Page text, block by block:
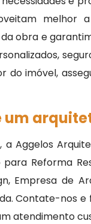
melhor
obra e
imóvel,
Aggelos
Reforma
Empresa de
Contate-nos
atendimento